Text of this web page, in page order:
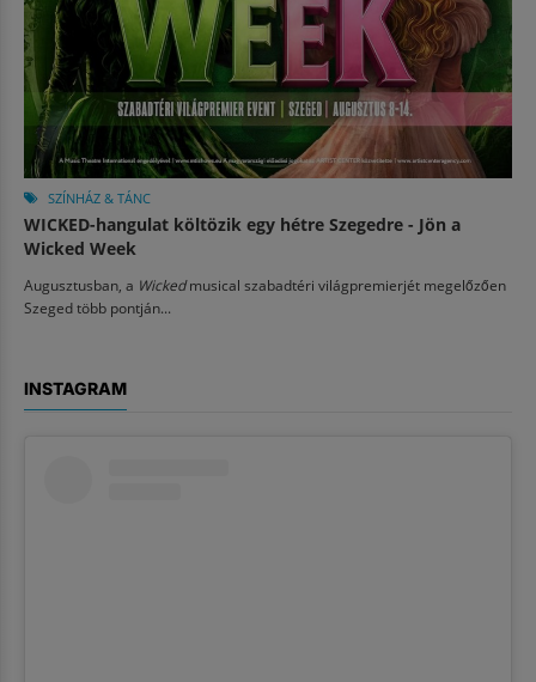
SZÍNHÁZ & TÁNC
WICKED-hangulat költözik egy hétre Szegedre - Jön a
Wicked Week
Augusztusban, a Wickedmusical szabadtéri világpremierjét megelőzően
Szeged több pontján...
INSTAGRAM